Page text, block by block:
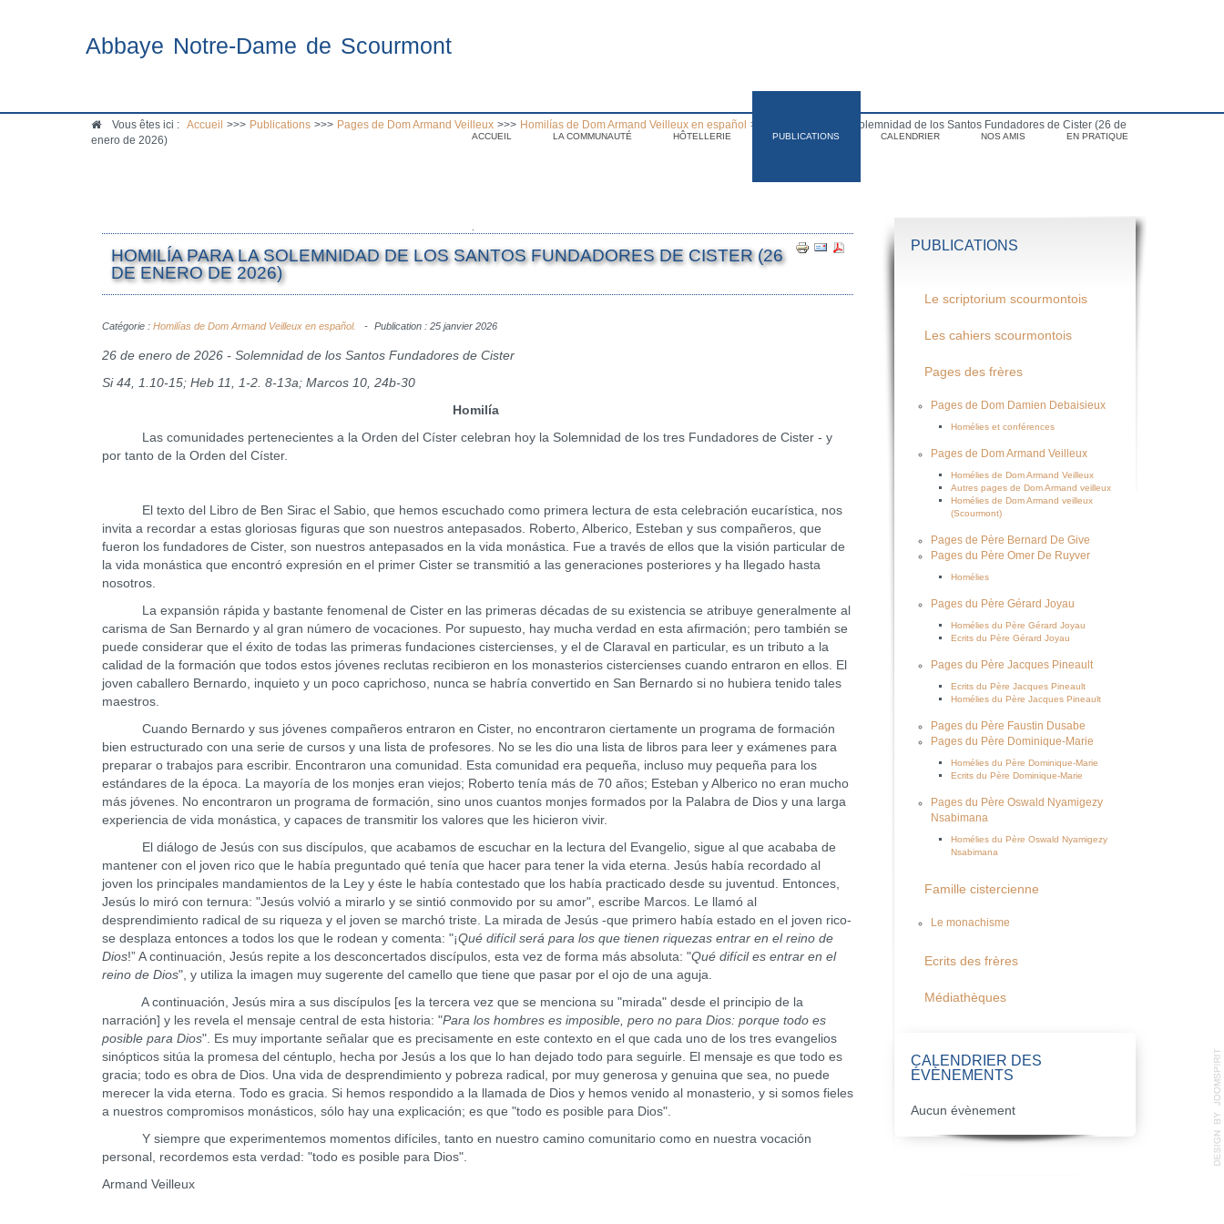
Abbaye Notre-Dame de Scourmont
ACCUEIL LA COMMUNAUTÉ HÔTELLERIE PUBLICATIONS CALENDRIER NOS AMIS EN PRATIQUE
Vous êtes ici : Accueil >>> Publications >>> Pages de Dom Armand Veilleux >>> Homilías de Dom Armand Veilleux en español >>>
Homilía para la Solemnidad de los Santos Fundadores de Cister (26 de
enero de 2026)
HOMILÍA PARA LA SOLEMNIDAD DE LOS SANTOS FUNDADORES DE CISTER (26
DE ENERO DE 2026)
Catégorie : Homilías de Dom Armand Veilleux en español. Publication : 25 janvier 2026
26 de enero de 2026 - Solemnidad de los Santos Fundadores de Cister
Si 44, 1.10-15; Heb 11, 1-2. 8-13a; Marcos 10, 24b-30
Homilía
Las comunidades pertenecientes a la Orden del Císter celebran hoy la Solemnidad de los tres Fundadores de Cister - y
por tanto de la Orden del Císter.
El texto del Libro de Ben Sirac el Sabio, que hemos escuchado como primera lectura de esta celebración eucarística, nos
invita a recordar a estas gloriosas figuras que son nuestros antepasados. Roberto, Alberico, Esteban y sus compañeros, que
fueron los fundadores de Cister, son nuestros antepasados en la vida monástica. Fue a través de ellos que la visión particular de
la vida monástica que encontró expresión en el primer Cister se transmitió a las generaciones posteriores y ha llegado hasta
nosotros.
La expansión rápida y bastante fenomenal de Cister en las primeras décadas de su existencia se atribuye generalmente al
carisma de San Bernardo y al gran número de vocaciones. Por supuesto, hay mucha verdad en esta afirmación; pero también se
puede considerar que el éxito de todas las primeras fundaciones cistercienses, y el de Claraval en particular, es un tributo a la
calidad de la formación que todos estos jóvenes reclutas recibieron en los monasterios cistercienses cuando entraron en ellos. El
joven caballero Bernardo, inquieto y un poco caprichoso, nunca se habría convertido en San Bernardo si no hubiera tenido tales
maestros.
Cuando Bernardo y sus jóvenes compañeros entraron en Cister, no encontraron ciertamente un programa de formación
bien estructurado con una serie de cursos y una lista de profesores. No se les dio una lista de libros para leer y exámenes para
preparar o trabajos para escribir. Encontraron una comunidad. Esta comunidad era pequeña, incluso muy pequeña para los
estándares de la época. La mayoría de los monjes eran viejos; Roberto tenía más de 70 años; Esteban y Alberico no eran mucho
más jóvenes. No encontraron un programa de formación, sino unos cuantos monjes formados por la Palabra de Dios y una larga
experiencia de vida monástica, y capaces de transmitir los valores que les hicieron vivir.
El diálogo de Jesús con sus discípulos, que acabamos de escuchar en la lectura del Evangelio, sigue al que acababa de
mantener con el joven rico que le había preguntado qué tenía que hacer para tener la vida eterna. Jesús había recordado al
joven los principales mandamientos de la Ley y éste le había contestado que los había practicado desde su juventud. Entonces,
Jesús lo miró con ternura: "Jesús volvió a mirarlo y se sintió conmovido por su amor", escribe Marcos. Le llamó al
desprendimiento radical de su riqueza y el joven se marchó triste. La mirada de Jesús -que primero había estado en el joven rico-
se desplaza entonces a todos los que le rodean y comenta: "¡Qué difícil será para los que tienen riquezas entrar en el reino de
Dios!” A continuación, Jesús repite a los desconcertados discípulos, esta vez de forma más absoluta: "Qué difícil es entrar en el
reino de Dios", y utiliza la imagen muy sugerente del camello que tiene que pasar por el ojo de una aguja.
A continuación, Jesús mira a sus discípulos [es la tercera vez que se menciona su "mirada" desde el principio de la
narración] y les revela el mensaje central de esta historia: "Para los hombres es imposible, pero no para Dios: porque todo es
posible para Dios". Es muy importante señalar que es precisamente en este contexto en el que cada uno de los tres evangelios
sinópticos sitúa la promesa del céntuplo, hecha por Jesús a los que lo han dejado todo para seguirle. El mensaje es que todo es
gracia; todo es obra de Dios. Una vida de desprendimiento y pobreza radical, por muy generosa y genuina que sea, no puede
merecer la vida eterna. Todo es gracia. Si hemos respondido a la llamada de Dios y hemos venido al monasterio, y si somos fieles
a nuestros compromisos monásticos, sólo hay una explicación; es que "todo es posible para Dios".
Y siempre que experimentemos momentos difíciles, tanto en nuestro camino comunitario como en nuestra vocación
personal, recordemos esta verdad: "todo es posible para Dios".
Armand Veilleux
PUBLICATIONS
Le scriptorium scourmontois
Les cahiers scourmontois
Pages des frères
Pages de Dom Damien Debaisieux
Homélies et conférences
Pages de Dom Armand Veilleux
Homélies de Dom Armand Veilleux
Autres pages de Dom Armand veilleux
Homélies de Dom Armand veilleux
(Scourmont)
Pages de Père Bernard De Give
Pages du Père Omer De Ruyver
Homélies
Pages du Père Gérard Joyau
Homélies du Père Gérard Joyau
Ecrits du Père Gérard Joyau
Pages du Père Jacques Pineault
Ecrits du Père Jacques Pineault
Homélies du Père Jacques Pineault
Pages du Père Faustin Dusabe
Pages du Père Dominique-Marie
Homélies du Père Dominique-Marie
Ecrits du Père Dominique-Marie
Pages du Père Oswald Nyamigezy
Nsabimana
Homélies du Père Oswald Nyamigezy
Nsabimana
Famille cistercienne
Le monachisme
Ecrits des frères
Médiathèques
CALENDRIER DES
ÉVÈNEMENTS
Aucun évènement